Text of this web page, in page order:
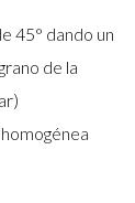
45° dando un
de la